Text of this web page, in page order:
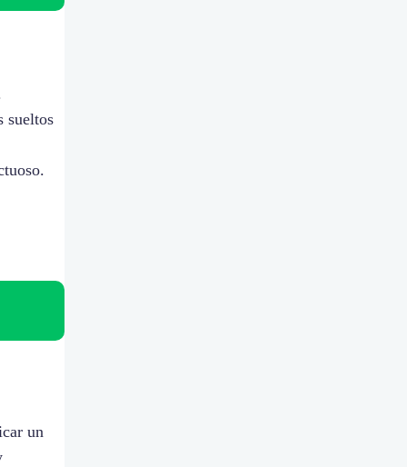
sueltos
un